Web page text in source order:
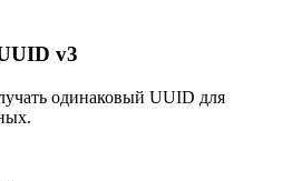
v3
одинаковый UUID для